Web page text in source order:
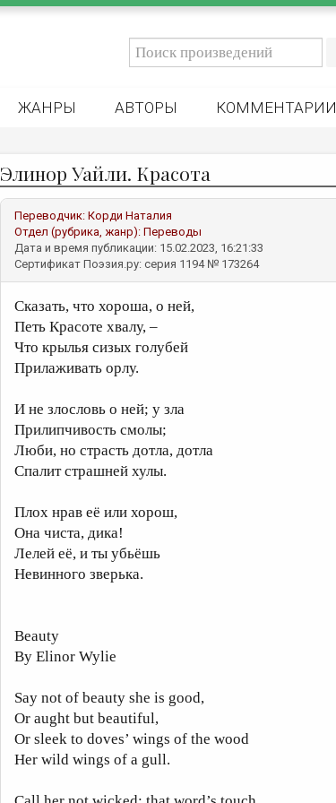
ЖАНРЫ АВТОРЫ КОММЕНТАРИИ
Элинор Уайли. Красота
Переводчик: Корди Наталия
Отдел (рубрика, жанр): Переводы
Дата и время публикации: 15.02.2023, 16:21:33
Сертификат Поэзия.ру: серия 1194 № 173264
Сказать, что хороша, о ней,
Петь Красоте хвалу, –
Что крылья сизых голубей
Прилаживать орлу.
И не злословь о ней; у зла
Прилипчивость смолы;
Люби, но страсть дотла, дотла
Спалит страшней хулы.
Плох нрав её или хорош,
Она чиста, дика!
Лелей её, и ты убьёшь
Невинного зверька.
Beauty
By Elinor Wylie
Say not of beauty she is good,
Or aught but beautiful,
Or sleek to doves’ wings of the wood
Her wild wings of a gull.